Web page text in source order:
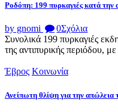
Ροδόπη: 199 πυρκαγιές κατά την
by gnomi 0Σχόλια
Συνολικά 199 πυρκαγιές
της αντιπυρικής περιόδου,
Έβρος Κοινωνία
Ανείπωτη θλίψη για την απώλεια